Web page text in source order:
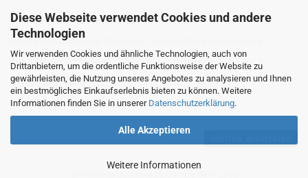
Diese Webseite verwendet Cookies und andere
Technologien
Wir verwenden Cookies und ähnliche Technologien, auch von
Drittanbietern, um die ordentliche Funktionsweise der Website zu
gewährleisten, die Nutzung unseres Angebotes zu analysieren und Ihnen
ein bestmögliches Einkaufserlebnis bieten zu können. Weitere
Informationen finden Sie in unserer Datenschutzerklärung.
Alle Akzeptieren
Weitere Informationen
TITANNITRID – BESCHICHTUNG
Unsere Sonderserie mit Titannitrid – Beschichtung stellt auch für
Allergiker kein Problem dar. Titannitrid ist antiallergisch und 100 %
biologisch verträglich.